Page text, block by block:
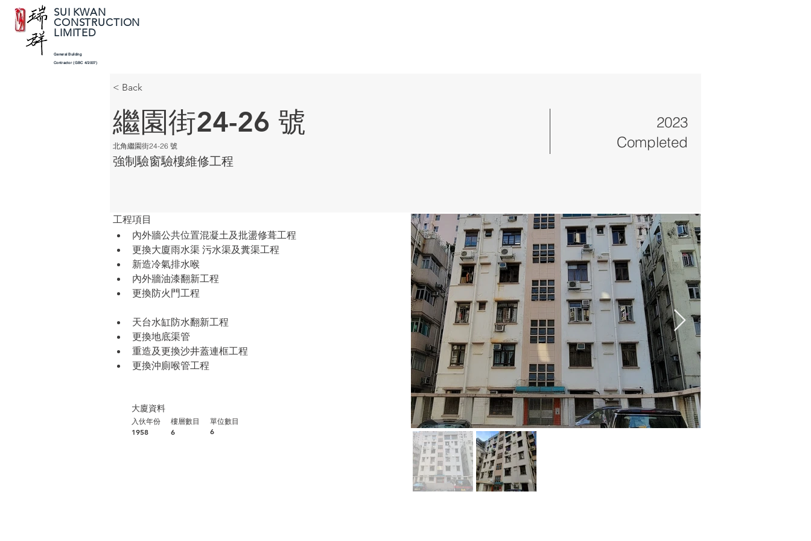
SUI KWAN
CONSTRUCTION​
LIMITED
General Building
Contractor (GBC 4/2007)
< Back
繼園街24-26 號
北角繼園街24-26 號
強制驗窗驗樓維修工程
2023
Completed
工程項目
內外牆公共位置混凝土及批盪修葺工程
更換大廈雨水渠 污水渠及糞渠工程
新造冷氣排水喉
內外牆油漆翻新工程
更換防火門工程
天台水缸防水翻新工程
更換地底渠管
重造及更換沙井蓋連框工程
更換沖廁喉管工程
大廈資料
入伙年份
1958
​樓層數目
6
​單位數目
6